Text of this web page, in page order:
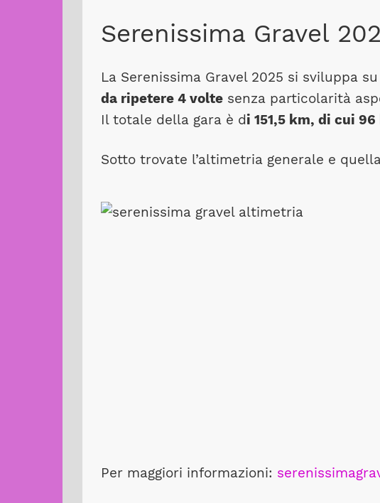
Serenissima Gravel
La Serenissima Gravel 2025 si sviluppa
da ripetere 4 volte senza particolarità
Il totale della gara è di 151,5 km, di cui
Sotto trovate l’altimetria generale e
Per maggiori informazioni: